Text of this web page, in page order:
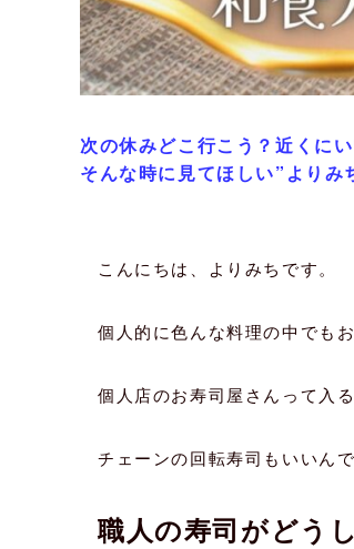
次の休みどこ行こう？近くに
そんな時に見てほしい”よりみ
こんにちは、よりみちです。
個人的に色んな料理の中でも
個人店のお寿司屋さんって入
チェーンの回転寿司もいいんで
職人の寿司がどう